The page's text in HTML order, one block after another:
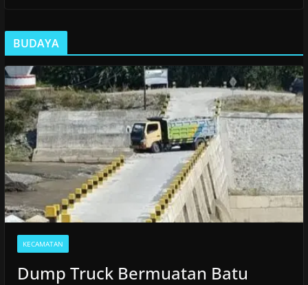
BUDAYA
KECAMATAN
Dump Truck Bermuatan Batu